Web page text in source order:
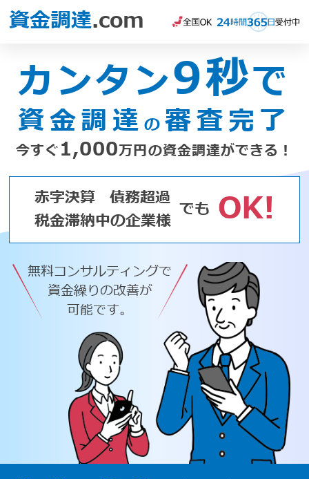
資金調達.com
カンタン9秒で
資金調達 の審査完了
今すぐ1,000万円の資金調達ができる！
赤字決算
債務超過
税金滞納中の企業様 でも OK!
無料コンサルティングで
資金繰りの改善が
可能です。